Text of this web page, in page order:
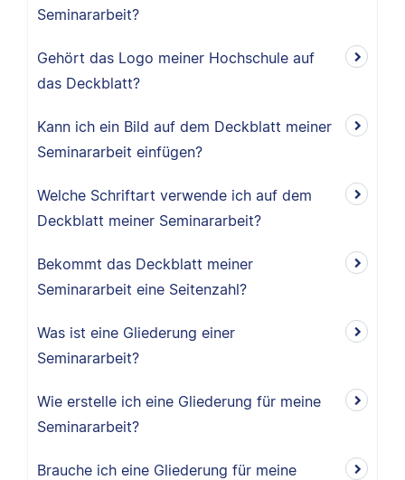
Seminararbeit?
Gehört das Logo meiner Hochschule auf
das Deckblatt?
Kann ich ein Bild auf dem Deckblatt meiner
Seminararbeit einfügen?
Welche Schriftart verwende ich auf dem
Deckblatt meiner Seminararbeit?
Bekommt das Deckblatt meiner
Seminararbeit eine Seitenzahl?
Was ist eine Gliederung einer
Seminararbeit?
Wie erstelle ich eine Gliederung für meine
Seminararbeit?
Brauche ich eine Gliederung für meine